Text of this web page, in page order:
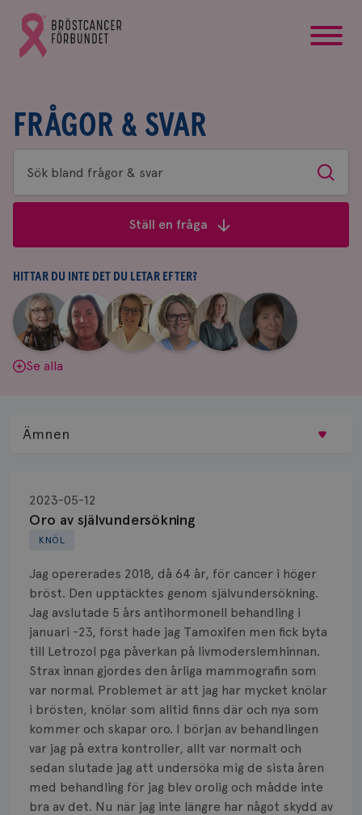
Gå
till
Bröstcancerförbundets
FRÅGOR & SVAR
Sök
bland
&
svar
Sök
Ställ en fråga
HITTAR DU INTE DET DU LETAR EFTER?
Aina
Johnsson
|
Anne
Andersson
Fredrika
Killander
|
Jeanette
Bäcklund
|
Maria
Edegran
|
Yvette
Andersson
Se alla
KNÖL
Oro av självundersökning
2023-05-12
Jag opererades 2018, då 64 år, för cancer i höger
bröst. Den upptäcktes genom självundersökning.
Jag avslutade 5 års antihormonell behandling i
januari -23, först hade jag Tamoxifen men fick byta
till Letrozol pga påverkan på livmoderslemhinnan.
Strax innan gjordes den årliga mammografin som
var normal. Problemet är att jag har mycket knölar
i brösten, knölar som alltid finns där och nya som
kommer och skapar oro. I början av behandlingen
var jag på extra kontroller, allt var normalt och
sedan slutade jag att undersöka mig de sista åren
med behandling för jag blev orolig och mådde inte
bra av det. Nu när jag inte längre har något skydd av
Ämnen
Biopsi
Biverkningar
Bröstvårta
Knöl
Läkemedel
Typ av bröstcancer
Smärta
Prognos
Risker